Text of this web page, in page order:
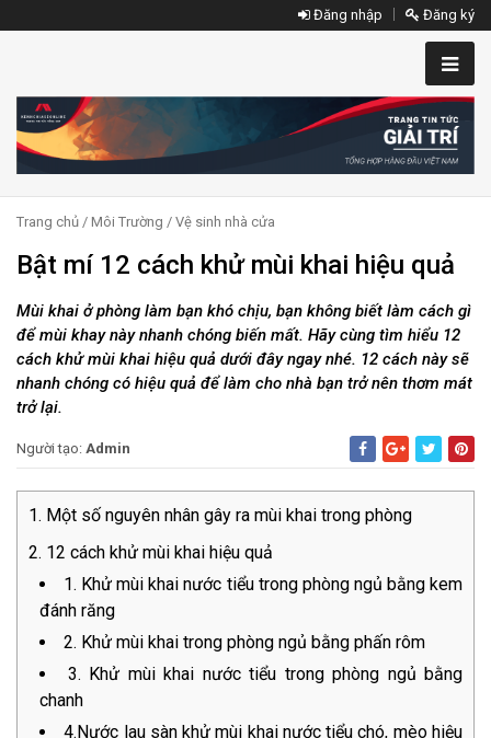
Đăng nhập Đăng ký
Trang chủ / Môi Trường / Vệ sinh nhà cửa
Bật mí 12 cách khử mùi khai hiệu quả
Mùi khai ở phòng làm bạn khó chịu, bạn không biết làm cách gì
để mùi khay này nhanh chóng biến mất. Hãy cùng tìm hiểu 12
cách khử mùi khai hiệu quả dưới đây ngay nhé. 12 cách này sẽ
nhanh chóng có hiệu quả để làm cho nhà bạn trở nên thơm mát
trở lại.
Người tạo: Admin
Một số nguyên nhân gây ra mùi khai trong phòng
12 cách khử mùi khai hiệu quả
1. Khử mùi khai nước tiểu trong phòng ngủ bằng kem
đánh răng
2. Khử mùi khai trong phòng ngủ bằng phấn rôm
3. Khử mùi khai nước tiểu trong phòng ngủ bằng
chanh
4.Nước lau sàn khử mùi khai nước tiểu chó, mèo hiệu